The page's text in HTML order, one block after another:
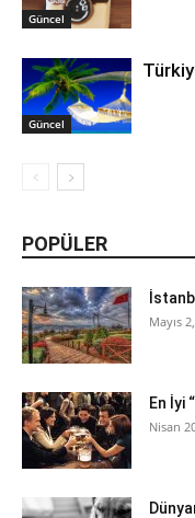
Güncel
Güncel
POPÜLER
Mayıs
En İyi
Nisan